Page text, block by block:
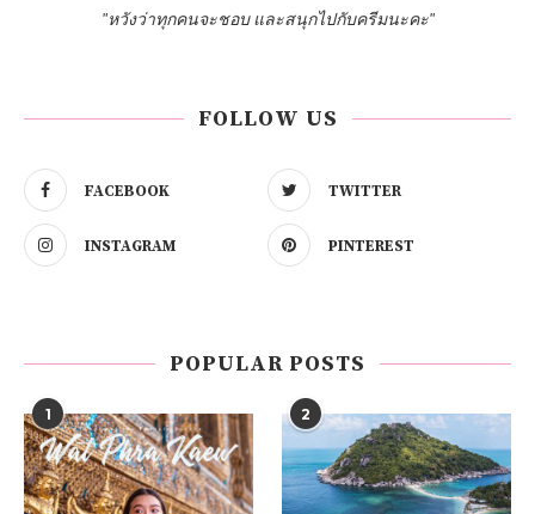
"หวังว่าทุกคนจะชอบ และสนุกไปกับครีมนะคะ"
FOLLOW US
FACEBOOK TWITTER
INSTAGRAM PINTEREST
POPULAR POSTS
1 2